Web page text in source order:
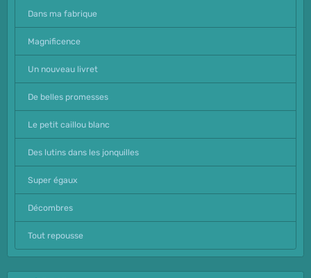
Dans ma fabrique
Magnificence
Un nouveau livret
De belles promesses
Le petit caillou blanc
Des lutins dans les jonquilles
Super égaux
Décombres
Tout repousse